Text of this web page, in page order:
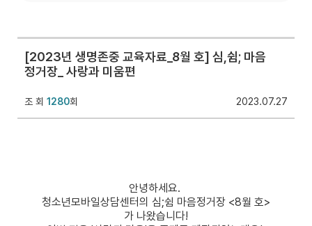
[2023년 생명존중 교육자료_8월 호] 심,쉼; 마음
정거장_ 사랑과 미움편
2023.07.27
조 회 1280회
안녕하세요.
청소년모바일상담센터의 심;쉼 마음정거장 <8월 호>
가 나왔습니다!